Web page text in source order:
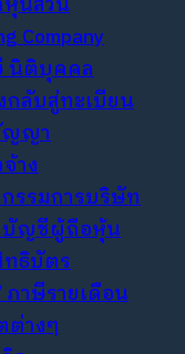
Company
นิติบุคคล
ลับสู่ทะเบียน
ญญา
าง
รรมการบริษัท
บัญชีผู้ถือหุ้น
ทธิบัตร
าษีรายเดือน
ต่างๆ